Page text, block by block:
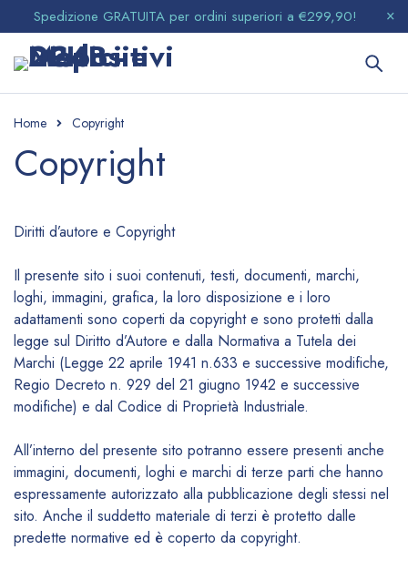
Spedizione GRATUITA per ordini superiori a €299,90!
Home Copyright
Copyright
Diritti d’autore e Copyright
Il presente sito i suoi contenuti, testi, documenti, marchi,
loghi, immagini, grafica, la loro disposizione e i loro
adattamenti sono coperti da copyright e sono protetti dalla
legge sul Diritto d’Autore e dalla Normativa a Tutela dei
Marchi (Legge 22 aprile 1941 n.633 e successive modifiche,
Regio Decreto n. 929 del 21 giugno 1942 e successive
modifiche) e dal Codice di Proprietà Industriale.
All’interno del presente sito potranno essere presenti anche
immagini, documenti, loghi e marchi di terze parti che hanno
espressamente autorizzato alla pubblicazione degli stessi nel
sito. Anche il suddetto materiale di terzi è protetto dalle
predette normative ed è coperto da copyright.